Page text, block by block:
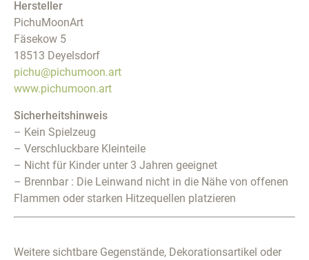
Hersteller
PichuMoonArt
Fäsekow 5
18513 Deyelsdorf
pichu@pichumoon.art
www.pichumoon.art
Sicherheitshinweis
– Kein Spielzeug
– Verschluckbare Kleinteile
– Nicht für Kinder unter 3 Jahren geeignet
– Brennbar : Die Leinwand nicht in die Nähe von offenen
Flammen oder starken Hitzequellen platzieren
Weitere sichtbare Gegenstände, Dekorationsartikel oder